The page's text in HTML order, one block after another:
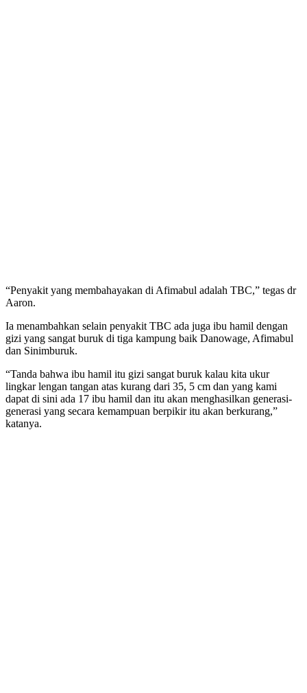
“Penyakit yang membahayakan di Afimabul adalah TBC,” tegas dr
Aaron.
Ia menambahkan selain penyakit TBC ada juga ibu hamil dengan
gizi yang sangat buruk di tiga kampung baik Danowage, Afimabul
dan Sinimburuk.
“Tanda bahwa ibu hamil itu gizi sangat buruk kalau kita ukur
lingkar lengan tangan atas kurang dari 35, 5 cm dan yang kami
dapat di sini ada 17 ibu hamil dan itu akan menghasilkan generasi-
generasi yang secara kemampuan berpikir itu akan berkurang,”
katanya.